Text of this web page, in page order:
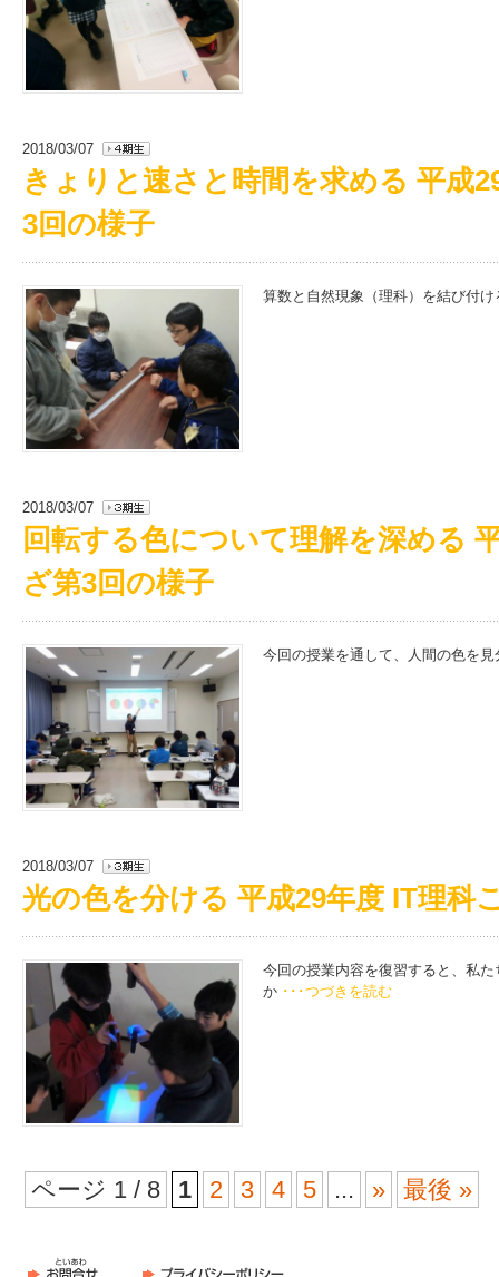
2018/03/07
きょりと速さと時間を求める 平成
3回の様子
算数と自然現象（理科）を結び付
2018/03/07
回転する色について理解を深める
ざ第3回の様子
今回の授業を通して、人間の色を
2018/03/07
光の色を分ける 平成29年度 IT理科
今回の授業内容を復習すると、私
か ･･･つづきを読む
ページ 1 / 8 1 2 3 4 5 ... » 最後 »